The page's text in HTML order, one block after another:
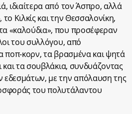
ιδιαίτερα από τον Άσπρο, αλλά
Κιλκίς και την Θεσσαλονίκη,
«καλούδια», που προσέφεραν
του συλλόγου, από
ποπ-κορν, τα βρασμένα και ψητά
και τα σουβλάκια, συνδυάζοντας
με την απόλαυση της
του πολυτάλαντου